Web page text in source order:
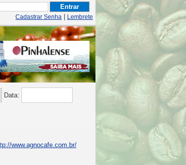
Cadastrar Senha
Lembrete
Data: